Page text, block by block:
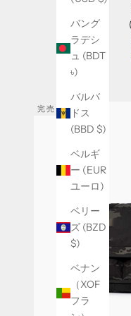
バング
ラデシ
ュ (BDT
৳)
バルバ
ドス
(BBD $)
ベルギ
ー (EUR
ユーロ)
ベリー
ズ (BZD
$)
ベナン
（XOF
フラ
完売